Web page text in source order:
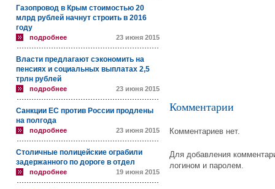
Газопровод в Крым стоимостью 20
млрд рублей начнут строить в 2016
году
подробнее 23 июня 2015
Власти предлагают сэкономить на
пенсиях и социальных выплатах 2,5
трлн рублей
подробнее 23 июня 2015
Санкции ЕС против России продлены
на полгода
подробнее 23 июня 2015
Столичные полицейские ограбили
задержанного по дороге в отдел
подробнее 19 июня 2015
Комментарии
Комментариев нет.
Для добавления
логином и паролем.